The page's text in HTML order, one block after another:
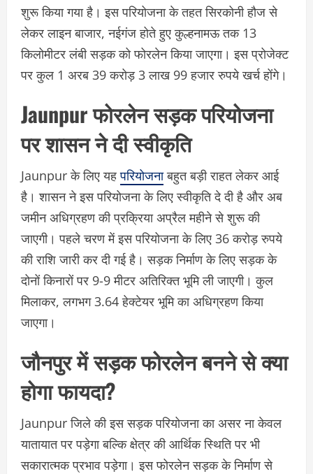
शुरू किया गया है। इस परियोजना के तहत सिरकोनी हौज से
लेकर लाइन बाजार, नईगंज होते हुए कुल्हनामऊ तक 13
किलोमीटर लंबी सड़क को फोरलेन किया जाएगा। इस प्रोजेक्ट
पर कुल 1 अरब 39 करोड़ 3 लाख 99 हजार रुपये खर्च होंगे।
Jaunpur फोरलेन सड़क परियोजना
पर शासन ने दी स्वीकृति
Jaunpur के लिए यहपरियोजनाबहुत बड़ी राहत लेकर आई
है। शासन ने इस परियोजना के लिए स्वीकृति दे दी है और अब
जमीन अधिग्रहण की प्रक्रिया अप्रैल महीने से शुरू की
जाएगी। पहले चरण में इस परियोजना के लिए 36 करोड़ रुपये
की राशि जारी कर दी गई है। सड़क निर्माण के लिए सड़क के
दोनों किनारों पर 9-9 मीटर अतिरिक्त भूमि ली जाएगी। कुल
मिलाकर, लगभग 3.64 हेक्टेयर भूमि का अधिग्रहण किया
जाएगा।
जौनपुर में सड़क फोरलेन बनने से क्या
होगा फायदा?
Jaunpur जिले की इस सड़क परियोजना का असर ना केवल
यातायात पर पड़ेगा बल्कि क्षेत्र की आर्थिक स्थिति पर भी
सकारात्मक प्रभाव पड़ेगा। इस फोरलेन सड़क के निर्माण से